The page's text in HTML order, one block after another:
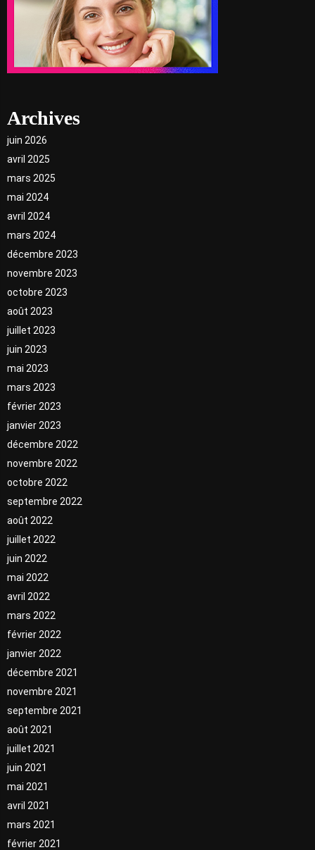
Archives
juin 2026
avril 2025
mars 2025
mai 2024
avril 2024
mars 2024
décembre 2023
novembre 2023
octobre 2023
août 2023
juillet 2023
juin 2023
mai 2023
mars 2023
février 2023
janvier 2023
décembre 2022
novembre 2022
octobre 2022
septembre 2022
août 2022
juillet 2022
juin 2022
mai 2022
avril 2022
mars 2022
février 2022
janvier 2022
décembre 2021
novembre 2021
septembre 2021
août 2021
juillet 2021
juin 2021
mai 2021
avril 2021
mars 2021
février 2021